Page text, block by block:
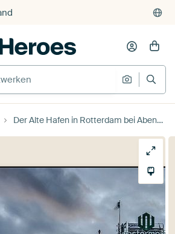
auf Bestellung
Suche
Der Alte Hafen in Rotterdam bei Abend von Frans Blok - Fotos, Kunst und weitere Wanddekoration